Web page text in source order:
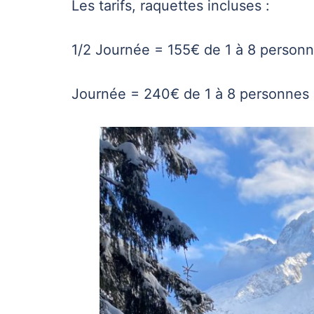
Les tarifs, raquettes incluses :
1/2 Journée = 155€ de 1 à 8
Journée = 240€ de 1 à 8 personnes